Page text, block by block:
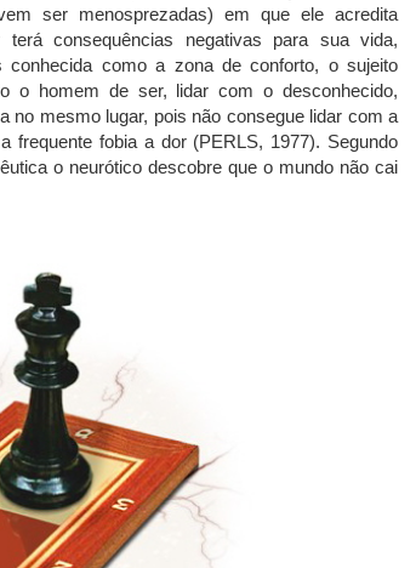
ser menosprezadas) em que ele acredita
consequências negativas para sua vida,
conhecida como a zona de conforto, o sujeito
o homem de ser, lidar com o desconhecido,
no mesmo lugar, pois não consegue lidar com a
frequente fobia a dor (PERLS, 1977). Segundo
o neurótico descobre que o mundo não cai